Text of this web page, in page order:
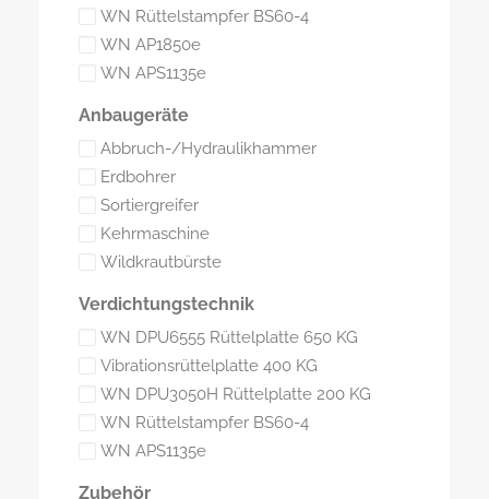
WN Rüttelstampfer BS60-4
WN AP1850e
WN APS1135e
Anbaugeräte
Abbruch-/Hydraulikhammer
Erdbohrer
Sortiergreifer
Kehrmaschine
Wildkrautbürste
Verdichtungstechnik
WN DPU6555 Rüttelplatte 650 KG
Vibrationsrüttelplatte 400 KG
WN DPU3050H Rüttelplatte 200 KG
WN Rüttelstampfer BS60-4
WN APS1135e
Zubehör